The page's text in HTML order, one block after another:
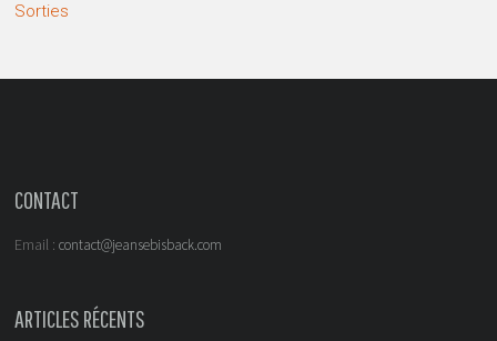
Sorties
CONTACT
Email :contact@jeansebisback.com
ARTICLES RÉCENTS